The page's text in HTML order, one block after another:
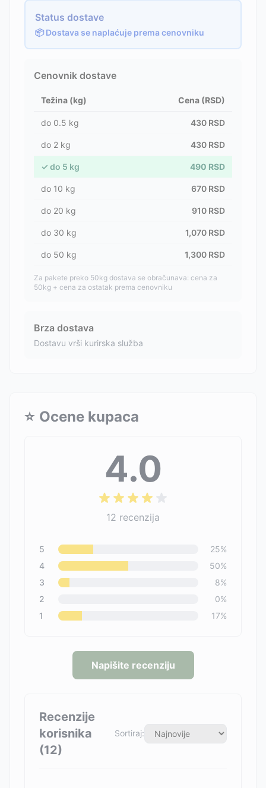
Status dostave
📦 Dostava se naplaćuje prema cenovniku
Cenovnik dostave
Težina (kg) Cena (RSD)
do 0.5 kg 430 RSD
do 2 kg 430 RSD
✓ do 5 kg 490 RSD
do 10 kg 670 RSD
do 20 kg 910 RSD
do 30 kg 1,070 RSD
do 50 kg 1,300 RSD
Za pakete preko 50kg dostava se obračunava: cena za
50kg + cena za ostatak prema cenovniku
Brza dostava
Dostavu vrši kurirska služba
⭐ Ocene kupaca
4.0
12 recenzija
5 25%
4
50%
3
8%
2
0%
1
17%
Napišite recenziju
Recenzije
korisnika
(12)
Sortiraj: